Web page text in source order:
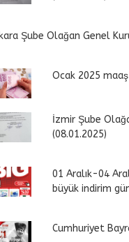
Şube Olağan Genel
Ocak 2025
İzmir Şube
(08.01.2025)
01 Aralık-04
büyük indirim
Cumhuriyet